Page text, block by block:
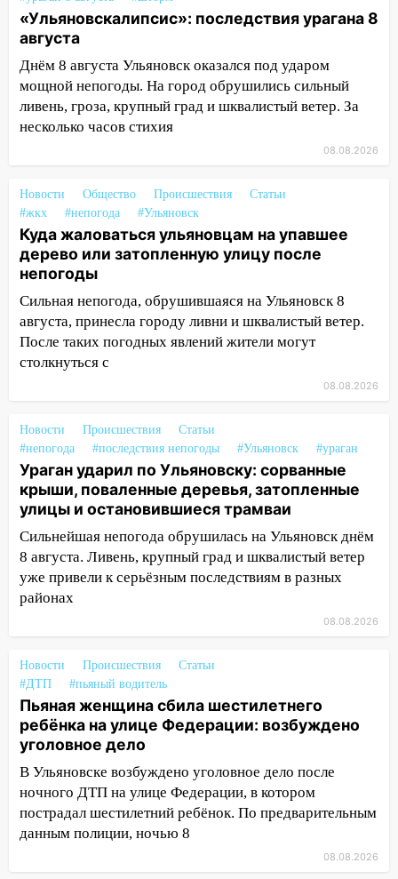
14:12 Куда жаловаться ульяновцам на
упавшее дерево или затопленную улицу
после непогоды
13:59 В Новом городе ураганным
ветром сорвало опалубку со
строящегося дома
В мэрии Ульяновска рассказали,
шторма
13:49 Стихия продолжает крушить
Ульяновск: дерево рухнуло на дом на
Орджоникидзе
13:47 На Нижней Террасе мощным
ветром вырвало дерево с корнем
13:46 Сильный ветер сорвал крышу с
СТО на проспекте Созидателей
транспорту: в Ульяновске трамвай
сошёл с рельсов
13:22 Упавшие деревья перекрыли
дороги в Ульяновске: фото
13:17
Непогода в Ульяновске не
закончится сегодня: сильные ливни
сохранятся 9 августа
13:15
житель Вешкаймского района похитил у
13:14
Ураган оторвал светофор на
проспекте Филатова в Ульяновске
13:12 Дерево пробило крышу дома на
Новгородской в Ульяновске и рухнуло
на электрощит
13:10 В Заволжском районе дерево
упало во дворе
Ураган ударил по Ульяновску:
«Ульяновскалипсис»: последствия урагана 8
августа
Днём 8 августа Ульяновск оказался под ударом
мощной непогоды. На город обрушились сильный
ливень, гроза, крупный град и шквалистый ветер. За
несколько часов стихия
08.08.2026
Новости Общество Происшествия
Статьи
#жкх
#непогода #Ульяновск
Куда жаловаться ульяновцам на упавшее
дерево или затопленную улицу после
непогоды
Сильная непогода, обрушившаяся на Ульяновск 8
августа, принесла городу ливни и шквалистый ветер.
После таких погодных явлений жители могут
столкнуться с
08.08.2026
Новости Происшествия
Статьи
#непогода
#последствия непогоды #Ульяновск #ураган
Ураган ударил по Ульяновску: сорванные
крыши, поваленные деревья, затопленные
улицы и остановившиеся трамваи
Сильнейшая непогода обрушилась на Ульяновск днём
8 августа. Ливень, крупный град и шквалистый ветер
уже привели к серьёзным последствиям в разных
районах
08.08.2026
Новости Происшествия
Статьи
#ДТП
#пьяный водитель
Пьяная женщина сбила шестилетнего
ребёнка на улице Федерации: возбуждено
уголовное дело
В Ульяновске возбуждено уголовное дело после
ночного ДТП на улице Федерации, в котором
пострадал шестилетний ребёнок. По предварительным
данным полиции, ночью 8
08.08.2026